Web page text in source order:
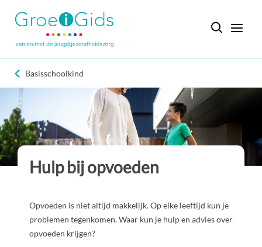
Basisschoolkind
Hulp bij opvoeden
Opvoeden is niet altijd makkelijk. Op elke leeftijd kun je
problemen tegenkomen. Waar kun je hulp en advies over
opvoeden krijgen?